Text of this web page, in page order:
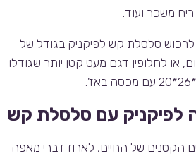
ריח משכר ועוד.
סלסלת קש לפיקניק בגודל של
חום, או לחלופין דגם מעט קטן יותר שגודלו
לפיקניק עם סלסלת קש
הקטנים של החיים, לארוז דברי מאפה